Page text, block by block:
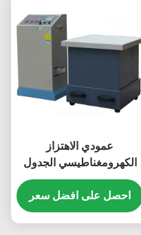
عمودي الاهتزاز
الكهرومغناطيسي الجدول
مع تردد دقة 0.01Hz
احصل على افضل سعر